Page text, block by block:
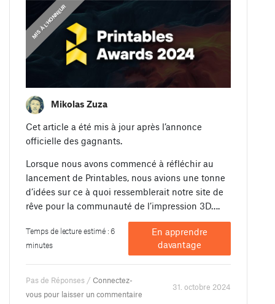
CONCOURS
,
CONCOURS
,
MIS À L'HONNEUR
,
MIS À L'HONNEUR
Mikolas Zuza
Cet article a été mis à jour après l’annonce
officielle des gagnants.
Lorsque nous avons commencé à réfléchir au
lancement de Printables, nous avions une tonne
d’idées sur ce à quoi ressemblerait notre site de
rêve pour la communauté de l’impression 3D….
Temps de lecture estimé : 6
minutes
En apprendre
davantage
Pas de Réponses / Connectez-
vous pour laisser un commentaire
31. octobre 2024